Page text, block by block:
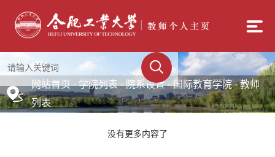
网站首页-学院列表-院系设置- 国际教育学院 - 教师
列表
没有更多内容了